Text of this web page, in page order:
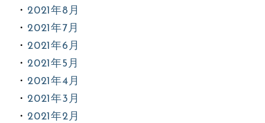
2021年8月
2021年7月
2021年6月
2021年5月
2021年4月
2021年3月
2021年2月